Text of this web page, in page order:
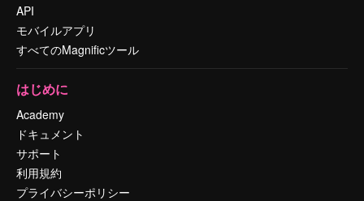
API
モバイルアプリ
すべてのMagnificツール
はじめに
Academy
ドキュメント
サポート
利用規約
プライバシーポリシー